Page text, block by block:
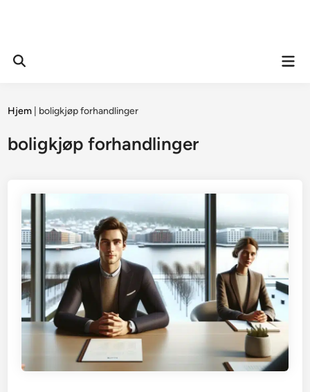
Open
Hjem boligkjøp forhandlinger
boligkjøp forhandlinger